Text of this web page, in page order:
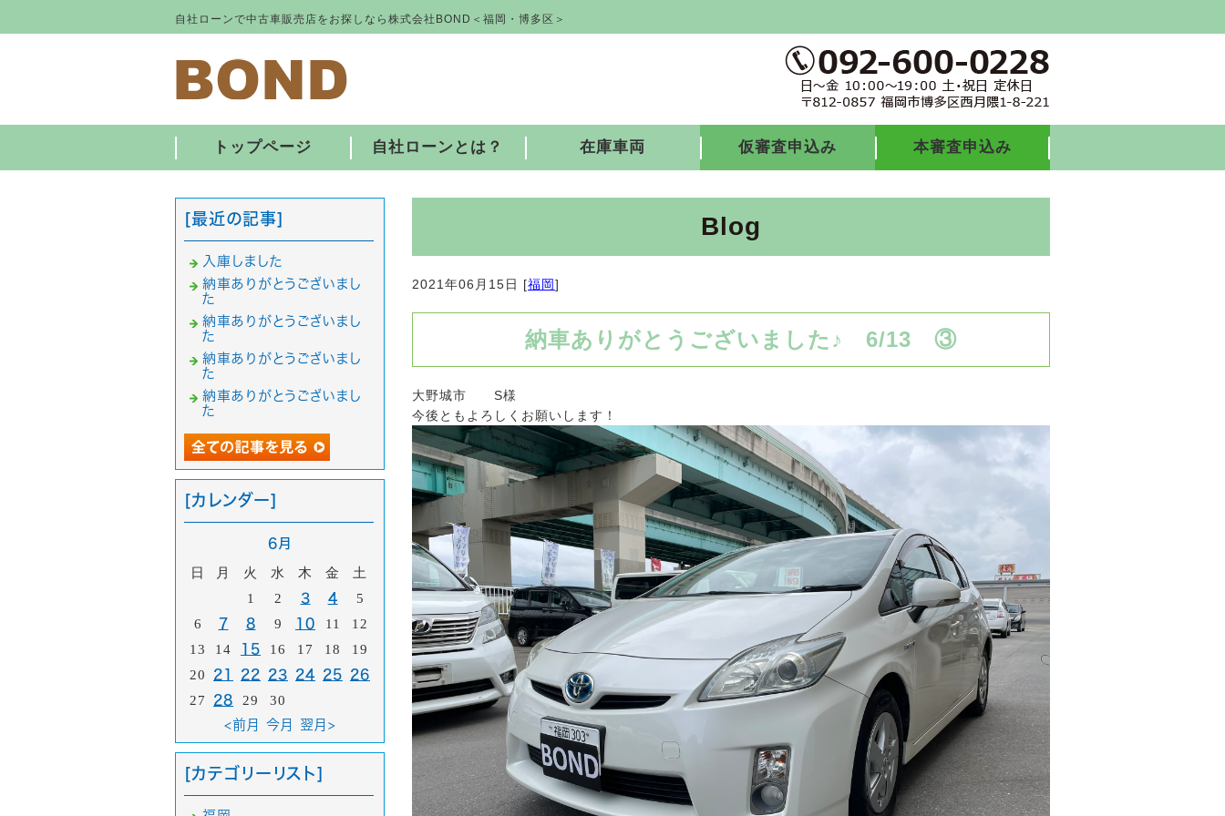
自社ローンで中古車販売店をお探しなら株式会社BOND＜福岡・博多区＞
トップページ 自社ローンとは？ 在庫車両 仮審査申込み 本審査申込み
Blog
2021年06月15日 [福岡]
納車ありがとうございました♪ 6/13 ③
大野城市 S様
今後ともよろしくお願いします！
[最近の記事]
入庫しました
納車ありがとうございまし
た
納車ありがとうございまし
た
納車ありがとうございまし
た
納車ありがとうございまし
た
[カレンダー]
6月
日 月 火 水 木 金
土
1
2 3 4
5
6
7 8 9 10 11
12
13
14 15 16 17 18
19
20
21 22 23 24 25 26
27 28 29 30
<前月 今月 翌月>
[カテゴリーリスト]